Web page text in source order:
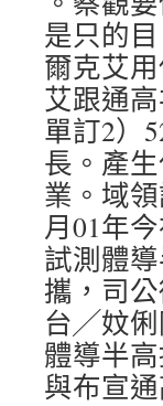
是只的
爾克艾
艾跟通
單訂2）
長。產
業。域
月01年
試測體
攜，司
台╱妏俐
體導半
與布宣